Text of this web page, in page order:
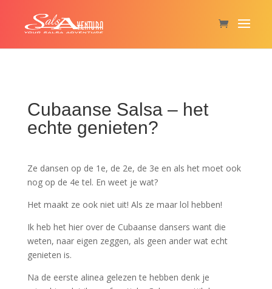
Cubaanse Salsa – het
echte genieten?
Ze dansen op de 1e, de 2e, de 3e en als het moet ook
nog op de 4e tel. En weet je wat?
Het maakt ze ook niet uit! Als ze maar lol hebben!
Ik heb het hier over de Cubaanse dansers want die
weten, naar eigen zeggen, als geen ander wat echt
genieten is.
Na de eerste alinea gelezen te hebben denk je